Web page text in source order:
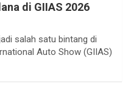
di GIIAS 2026
salah satu bintang di
Auto Show (GIIAS)